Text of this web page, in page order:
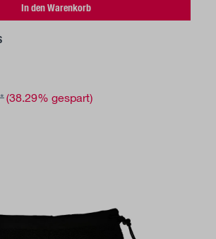
In den Warenkorb
(38.29% gespart)